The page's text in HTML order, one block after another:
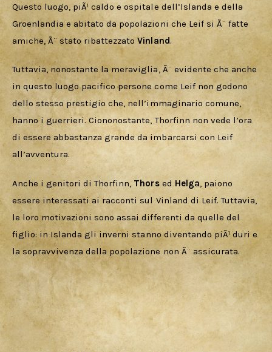
Questo luogo, piÃ¹ caldo e ospitale dell’Islanda e della
Groenlandia e abitato da popolazioni che Leif si Ã¨ fatte
amiche, Ã¨ stato ribattezzato Vinland.
Tuttavia, nonostante la meraviglia, Ã¨ evidente che anche
in questo luogo pacifico persone come Leif non godono
dello stesso prestigio che, nell’immaginario comune,
hanno i guerrieri. Ciononostante, Thorfinn non vede l’ora
di essere abbastanza grande da imbarcarsi con Leif
all’avventura.
Anche i genitori di Thorfinn, Thors ed Helga, paiono
essere interessati ai racconti sul Vinland di Leif. Tuttavia,
le loro motivazioni sono assai differenti da quelle del
figlio: in Islanda gli inverni stanno diventando piÃ¹ duri e
la sopravvivenza della popolazione non Ã¨ assicurata.